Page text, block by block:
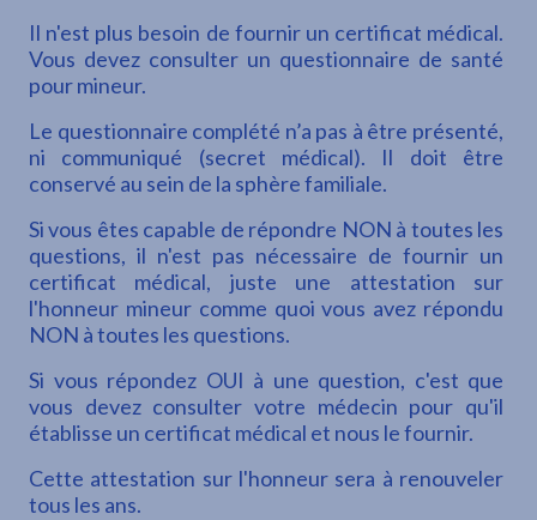
Il n'est plus besoin de fournir un certificat médical.
Vous devez consulter un questionnaire de santé
pour mineur.
Le questionnaire complété n’a pas à être présenté,
ni communiqué (secret médical). Il doit être
conservé au sein de la sphère familiale.
Si vous êtes capable de répondre NON à toutes les
questions, il n'est pas nécessaire de fournir un
certificat médical, juste une attestation sur
l'honneur mineur comme quoi vous avez répondu
NON à toutes les questions.
Si vous répondez OUI à une question, c'est que
vous devez consulter votre médecin pour qu'il
établisse un certificat médical et nous le fournir.
Cette attestation sur l'honneur sera à renouveler
tous les ans.